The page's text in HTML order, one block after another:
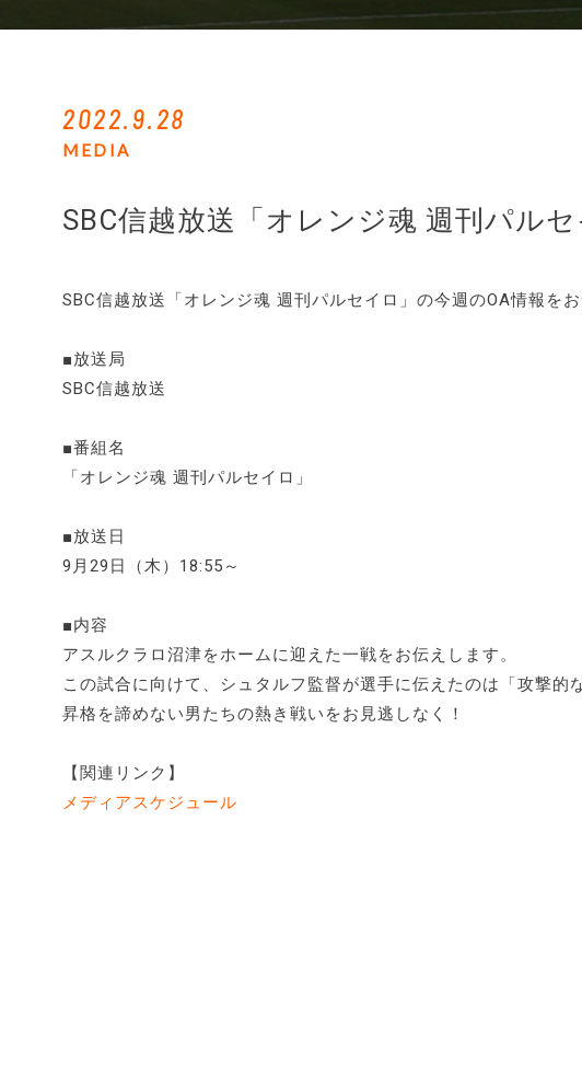
2022.9.28
MEDIA
SBC信越放送「オレンジ魂 週刊パル
SBC信越放送「オレンジ魂 週刊パルセイロ」の今週のOA情報をお
■放送局
SBC信越放送
■番組名
「オレンジ魂 週刊パルセイロ」
■放送日
9月29日（木）18:55～
■内容
アスルクラロ沼津をホームに迎えた一戦をお伝えします。
この試合に向けて、シュタルフ監督が選手に伝えたのは「攻撃的
昇格を諦めない男たちの熱き戦いをお見逃しなく！
【関連リンク】
メディアスケジュール